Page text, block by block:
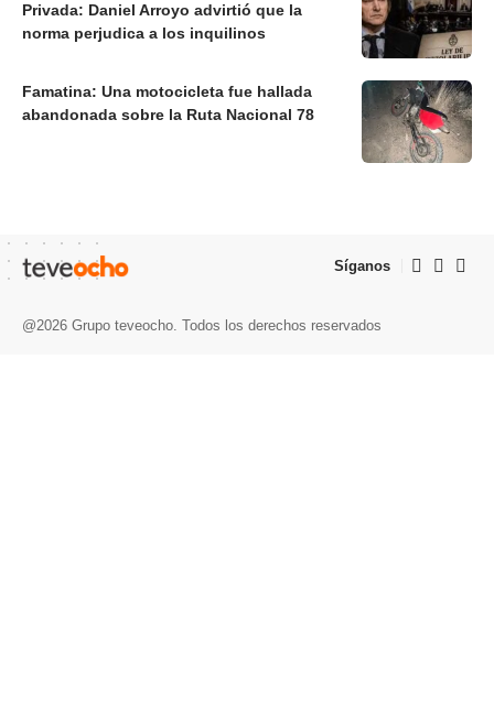
Privada: Daniel Arroyo advirtió que la
norma perjudica a los inquilinos
Famatina: Una motocicleta fue hallada
abandonada sobre la Ruta Nacional 78
Síganos
@2026 Grupo teveocho. Todos los derechos reservados